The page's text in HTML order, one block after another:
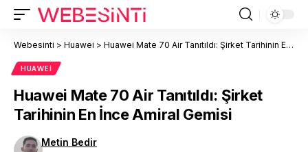
Webesinti > Huawei > Huawei Mate 70 Air Tanıtıldı: Şirket Tarihinin En İnce Amiral Gemisi
HUAWEI
Huawei Mate 70 Air Tanıtıldı: Şirket
Tarihinin En İnce Amiral Gemisi
Metin Bedir